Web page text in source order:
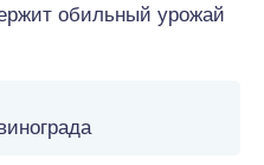
обильный урожай